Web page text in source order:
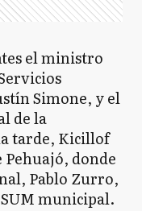
el ministro
Simone, y el
de la
tarde, Kicillof
donde
Pablo Zurro,
municipal.